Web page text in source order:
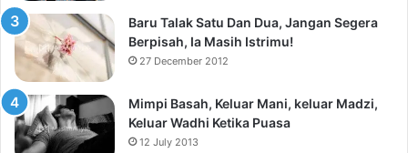
Baru Talak Satu Dan Dua, Jangan Segera
Berpisah, Ia Masih Istrimu!
27 December 2012
Mimpi Basah, Keluar Mani, keluar Madzi,
Keluar Wadhi Ketika Puasa
12 July 2013